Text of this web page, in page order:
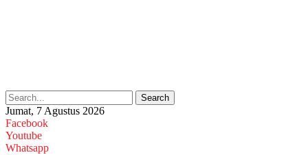
Search
Jumat, 7 Agustus 2026
Facebook
Youtube
Whatsapp